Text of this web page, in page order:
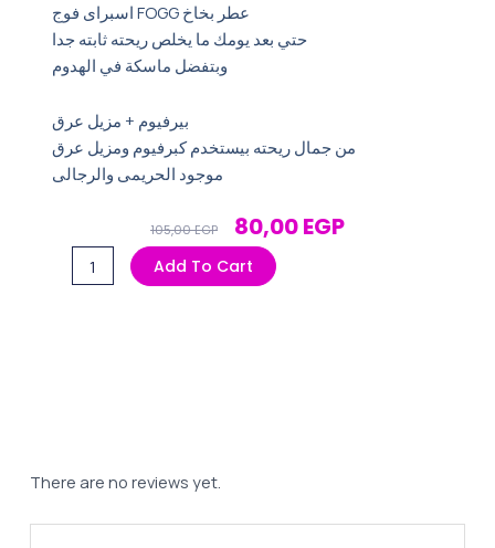
اسبراى فوج FOGG عطر بخاخ
حتي بعد يومك ما يخلص ريحته ثابته جدا
وبتفضل ماسكة في الهدوم
بيرفيوم + مزيل عرق
من جمال ريحته بيستخدم كبرفيوم ومزيل عرق
موجود الحريمى والرجالى
105,00EGP Original
Price
Was:
80,00EGPCurrent
Add To Cart
There are no reviews yet.